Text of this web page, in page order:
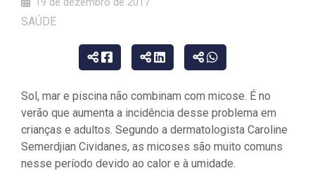
SAÚDE
Sol, mar e piscina não combinam com micose. É no
verão que aumenta a incidência desse problema em
crianças e adultos. Segundo a dermatologista Caroline
Semerdjian Cividanes, as micoses são muito comuns
nesse período devido ao calor e à umidade.